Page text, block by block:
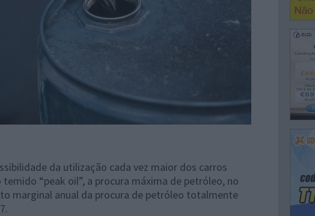
da utilização cada vez maior dos carros
“peak oil”, a procura máxima de petróleo, no
marginal anual da procura de petróleo totalmente